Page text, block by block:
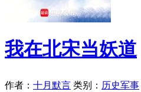
我在北宋当妖道
作者： 十月默言 类别： 历史军事